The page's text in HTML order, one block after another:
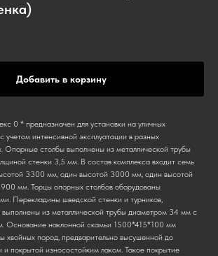
Добавить в корзину
0 * предназначен для установки на уличных
учетом интенсивной эксплуатации в разных
Опорные столбы выполнены из металлической трубы
стенки 3,5 мм. В состав комплекса входит семь
3300 мм, один высотой 3000 мм, один высотой
мм. Торцы опорных столбов оборудованы
Перекладины шведской стенки и турников,
из металлической трубы диаметром 34 мм с
Основание наклонной скамьи 1500*415*100 мм
хвойных пород, предварительно высушенной до
и покрытой износостойким лаком. Такое покрытие